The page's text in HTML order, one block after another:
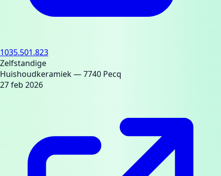
1035.501.823
Zelfstandige
Huishoudkeramiek— 7740 Pecq
27 feb 2026